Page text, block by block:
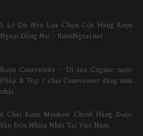
5 Lý Do Nên Lựa Chọn Cửa Hàng Rượu
Ngoại Đồng Nai – RuouNgoai.net
Rượu Courvoisier – Di sản Cognac nước
Pháp & Top 7 chai Courvoisier đáng mua
nhất
6 Chai Rượu Meukow Chính Hãng Được
Săn Đón Nhiều Nhất Tại Việt Nam